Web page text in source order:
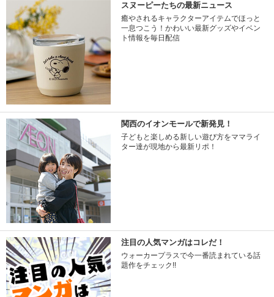
スヌーピーたちの最新ニュース
癒やされるキャラクターアイテムでほっと
一息つこう！かわいい最新グッズやイベン
ト情報を毎日配信
関西のイオンモールで新発見！
子どもと楽しめる新しい遊び方をママライ
ター達が現地から最新リポ！
注目の人気マンガはコレだ！
ウォーカープラスで今一番読まれている話
題作をチェック!!